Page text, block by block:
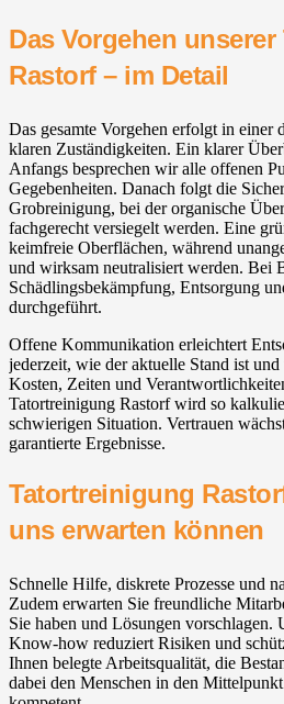
Das Vorgehen
Rastorf – im Detail
Das gesamte Vorgehen erfolgt in
klaren Zuständigkeiten. Ein klarer
Anfangs besprechen wir alle offenen
Gegebenheiten. Danach folgt die
Grobreinigung, bei der organische
fachgerecht versiegelt werden. Eine
keimfreie Oberflächen, während
und wirksam neutralisiert werden. Bei
Schädlingsbekämpfung, Entsorgung
durchgeführt.
Offene Kommunikation erleichtert
jederzeit, wie der aktuelle Stand ist und
Kosten, Zeiten und
Tatortreinigung Rastorf wird so
schwierigen Situation. Vertrauen
garantierte Ergebnisse.
Tatortreinigung
uns erwarten können
Schnelle Hilfe, diskrete Prozesse und
Zudem erwarten Sie freundliche
Sie haben und Lösungen vorschlagen.
Know-how reduziert Risiken und
Ihnen belegte Arbeitsqualität, die
dabei den Menschen in den